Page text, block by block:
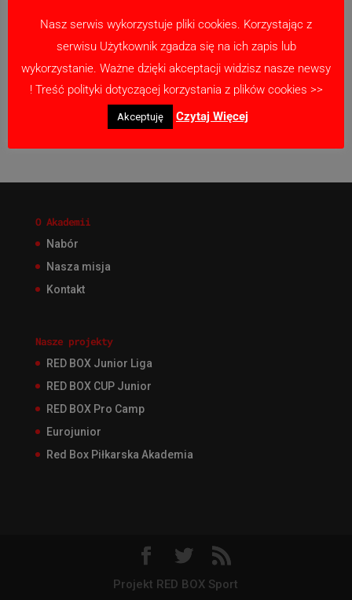
Zapamiętaj moje dane w tej przeglądarce
podczas pisania kolejnych komentarzy.
O Akademii
Nabór
Nasza misja
Kontakt
Nasze projekty
RED BOX Junior Liga
RED BOX CUP Junior
RED BOX Pro Camp
Eurojunior
Red Box Piłkarska Akademia
Projekt RED BOX Sport
Nasz serwis wykorzystuje pliki cookies. Korzystając z
serwisu Użytkownik zgadza się na ich zapis lub
wykorzystanie. Ważne dzięki akceptacji widzisz nasze newsy
! Treść polityki dotyczącej korzystania z plików cookies >>
Akceptuję Czytaj Więcej